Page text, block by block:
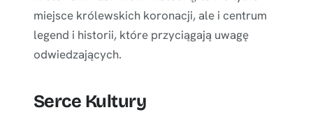
miejsce królewskich koronacji, ale i centrum
legend i historii, które przyciągają uwagę
odwiedzających.
Serce Kultury